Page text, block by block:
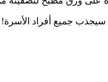
سيجذب جميع أفراد الأسرة!